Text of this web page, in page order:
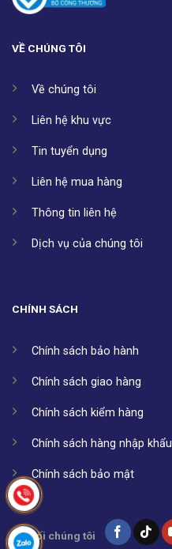
VỀ CHÚNG TÔI
Về chúng tôi
Liên hệ khu vực
Tin tuyển dụng
Liên hệ mua hàng
Thông tin liên hệ
Dịch vụ của chúng tôi
CHÍNH SÁCH
Chính sách bảo hành
Chính sách giao hàng
Chính sách kiểm hàng
Chính sách hàng nhập khẩu
Chính sách bảo mật
Kết nối chúng tôi